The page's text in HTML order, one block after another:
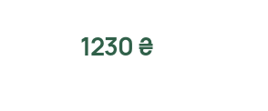
1230 ₴